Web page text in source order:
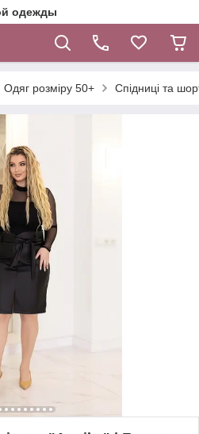
одежды
Одяг розміру 50+ Спідниці та